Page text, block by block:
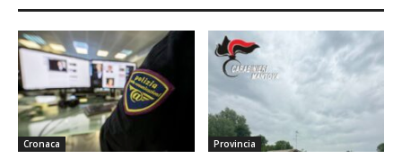
Cronaca Provincia